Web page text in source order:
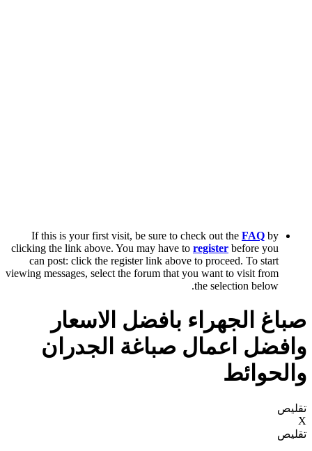
If this is your first visit, be sure to check out the FAQ by
clicking the link above. You may have to register before you
can post: click the register link above to proceed. To start
viewing messages, select the forum that you want to visit from
the selection below.
صباغ الجهراء بافضل الاسعار
وافضل اعمال صباغة الجدران
والحوائط
تقليص
X
تقليص